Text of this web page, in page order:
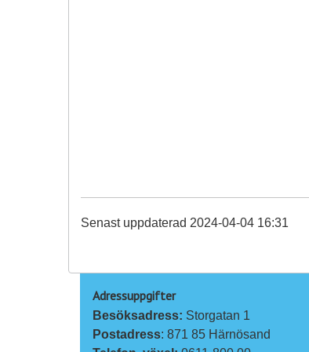
Senast uppdaterad 2024-04-04 16:31
Adressuppgifter
Besöksadress: Storgatan 1
Postadress: 871 85 Härnösand